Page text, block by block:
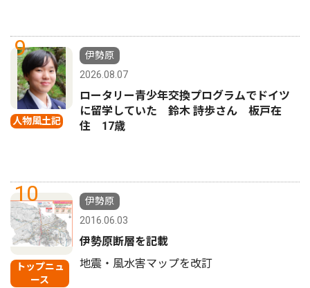
9
人物風土記
伊勢原
2026.08.07
ロータリー青少年交換プログラムでドイツ
に留学していた 鈴木 詩歩さん 板戸在
住 17歳
10
トップニュ
ース
伊勢原
2016.06.03
伊勢原断層を記載
地震・風水害マップを改訂